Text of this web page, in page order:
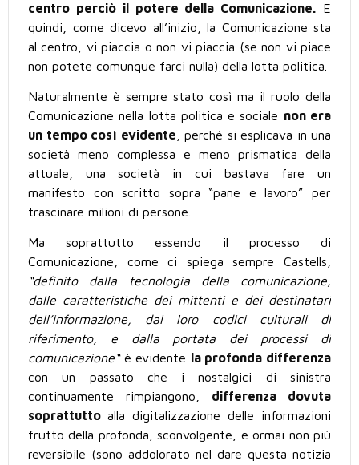
centro perciò il potere della Comunicazione. E
quindi, come dicevo all’inizio, la Comunicazione sta
al centro, vi piaccia o non vi piaccia (se non vi piace
non potete comunque farci nulla) della lotta politica.
Naturalmente è sempre stato così ma il ruolo della
Comunicazione nella lotta politica e sociale non era
un tempo così evidente , perché si esplicava in una
società meno complessa e meno prismatica della
attuale, una società in cui bastava fare un
manifesto con scritto sopra “pane e lavoro” per
trascinare milioni di persone.
Ma soprattutto essendo il processo di
Comunicazione, come ci spiega sempre Castells,
“definito dalla tecnologia della comunicazione,
dalle caratteristiche dei mittenti e dei destinatari
dell’informazione, dai loro codici culturali di
riferimento, e dalla portata dei processi di
comunicazione“è evidente la profonda differenza
con un passato che i nostalgici di sinistra
continuamente rimpiangono, differenza dovuta
soprattutto alla digitalizzazione delle informazioni
frutto della profonda, sconvolgente, e ormai non più
reversibile (sono addolorato nel dare questa notizia